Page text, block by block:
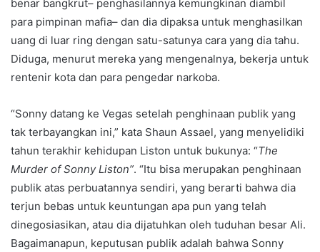
benar bangkrut– penghasilannya kemungkinan diambil
para pimpinan mafia– dan dia dipaksa untuk menghasilkan
uang di luar ring dengan satu-satunya cara yang dia tahu.
Diduga, menurut mereka yang mengenalnya, bekerja untuk
rentenir kota dan para pengedar narkoba.
“Sonny datang ke Vegas setelah penghinaan publik yang
tak terbayangkan ini,” kata Shaun Assael, yang menyelidiki
tahun terakhir kehidupan Liston untuk bukunya: “The
Murder of Sonny Liston”. “Itu bisa merupakan penghinaan
publik atas perbuatannya sendiri, yang berarti bahwa dia
terjun bebas untuk keuntungan apa pun yang telah
dinegosiasikan, atau dia dijatuhkan oleh tuduhan besar Ali.
Bagaimanapun, keputusan publik adalah bahwa Sonny